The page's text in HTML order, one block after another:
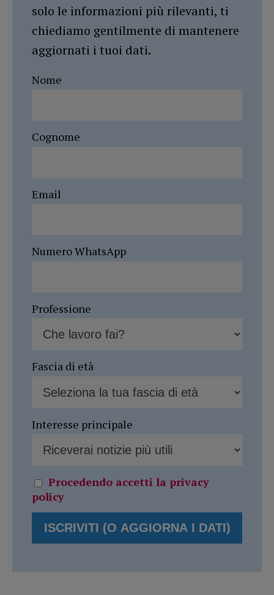
solo le informazioni più rilevanti, ti
chiediamo gentilmente di mantenere
aggiornati i tuoi dati.
Nome
Cognome
Email
Numero WhatsApp
Professione
Fascia di età
Interesse principale
Procedendo accetti la privacy
policy